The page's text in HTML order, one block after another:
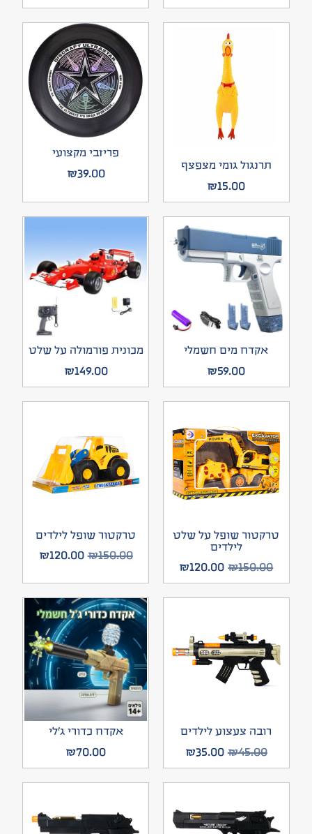
תרנגול גומי מצפצף
₪15.00
פריזבי מקצועי
₪39.00
אקדח מים חשמלי
₪59.00
מכונית פורמולה על שלט
₪149.00
טרקטור שופל על שלט
לילדים
₪150.00
₪120.00
טרקטור שופל לילדים
₪150.00
₪120.00
רובה צעצוע לילדים
₪45.00
₪35.00
אקדח כדורי ג’לי
₪70.00